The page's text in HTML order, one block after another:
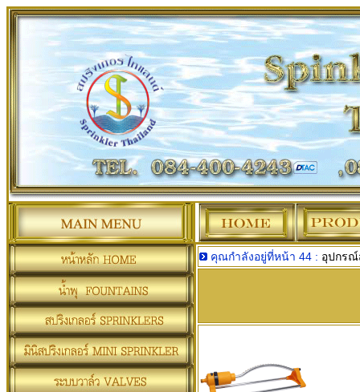
คุณกำลังอยู่ที่หน้า 44 : อุปกรณ์